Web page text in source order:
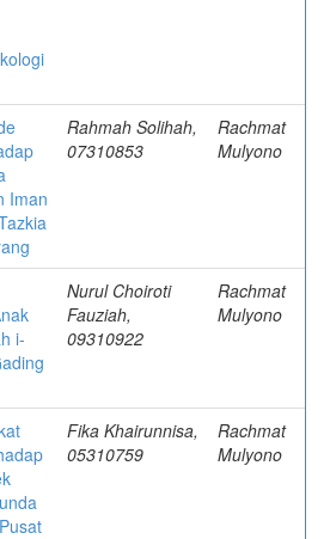
Iman
Rahmah Solihah,
07310853
Rachmat
Mulyono
i-
Nurul Choiroti
Fauziah,
09310922
Rachmat
Mulyono
Fika Khairunnisa,
05310759
Rachmat
Mulyono